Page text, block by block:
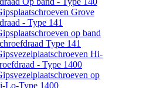
Grove
- Type 141
op band
Type 141
Hi-
- Type 1400
op
Lo-Type 1400